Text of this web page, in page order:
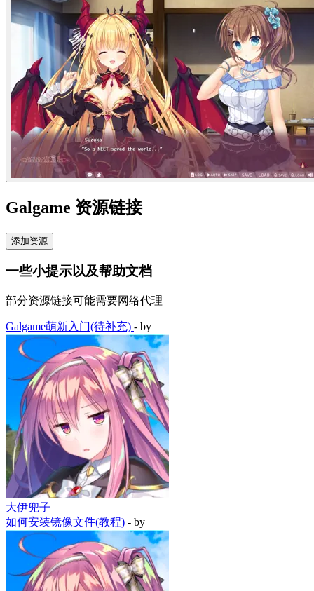
Galgame 资源链接
添加资源
一些小提示以及帮助文档
部分资源链接可能需要网络代理
Galgame萌新入门(待补充) - by
大伊兜子
如何安装镜像文件(教程) - by